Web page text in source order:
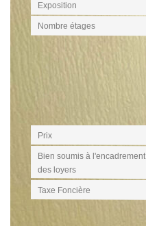
Exposition
Nombre étages
Aspects financiers
Prix
Bien soumis à l'encadrement
des loyers
Taxe Foncière